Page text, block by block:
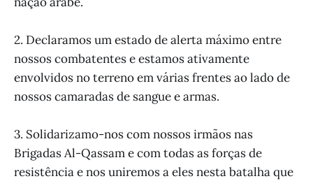
2. Declaramos um estado de alerta máximo entre
nossos combatentes e estamos ativamente
envolvidos no terreno em várias frentes ao lado de
nossos camaradas de sangue e armas.
3. Solidarizamo-nos com nossos irmãos nas
Brigadas Al-Qassam e com todas as forças de
resistência e nos uniremos a eles nesta batalha que